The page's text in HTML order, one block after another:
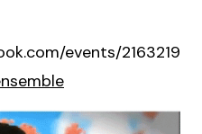
events/2163219